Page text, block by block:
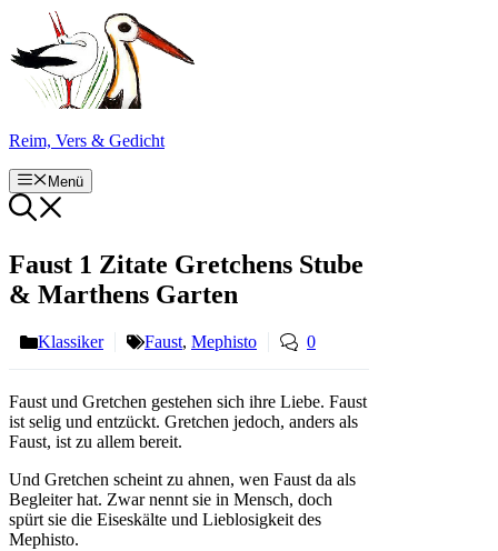
springen
Reim, Vers & Gedicht
Menü
Faust 1 Zitate Gretchens Stube
& Marthens Garten
Klassiker Faust, Mephisto 0
Faust und Gretchen gestehen sich ihre Liebe. Faust
ist selig und entzückt. Gretchen jedoch, anders als
Faust, ist zu allem bereit.
Und Gretchen scheint zu ahnen, wen Faust da als
Begleiter hat. Zwar nennt sie in Mensch, doch
spürt sie die Eiseskälte und Lieblosigkeit des
Mephisto.